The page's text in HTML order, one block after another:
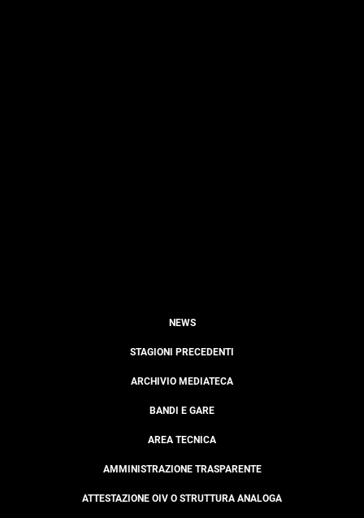
NEWS
STAGIONI PRECEDENTI
ARCHIVIO MEDIATECA
BANDI E GARE
AREA TECNICA
AMMINISTRAZIONE TRASPARENTE
ATTESTAZIONE OIV O STRUTTURA ANALOGA